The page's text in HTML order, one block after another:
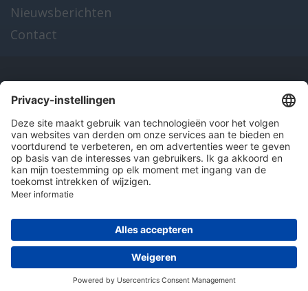
Nieuwsberichten
Contact
Onze producten
en diensten
Over Hitma
Algemene voorwaarden Disclaimer
Colofon
© 2026 Hitma B.V.